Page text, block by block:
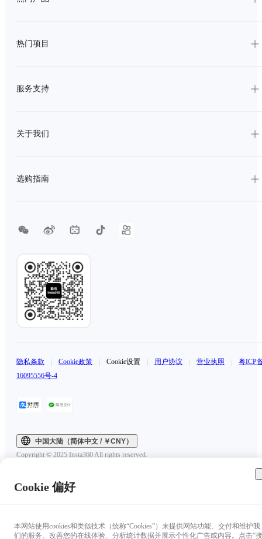
热门项目
服务支持
关于我们
选购指南
隐私条款 Cookie政策 Cookie设置 用户协议 营业执照
粤ICP
16095556号-4
中国大陆（简体中文 / ￥CNY）
Copyright © 2025 Insta360 All rights reserved.
Cookie 偏好
本网站使用cookies和类似技术（统称“Cookies”）来提供网站功能、交付和维护我
们的服务、改善您的在线体验、分析统计数据并展示个性化广告或内容。点击“接